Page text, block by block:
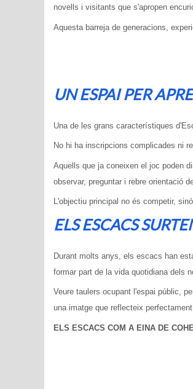
novells i visitants que s'apropen
Aquesta barreja de generacions,
UN ESPAI PER
Una de les grans característiques
No hi ha inscripcions complicades ni
Aquells que ja coneixen el joc poden
observar, preguntar i rebre orientació
L'objectiu principal no és competir,
ELS ESCACS
Durant molts anys, els escacs han
formar part de la vida quotidiana dels
Veure taulers ocupant l'espai públic,
una imatge que reflecteix
ELS ESCACS COM A EINA DE